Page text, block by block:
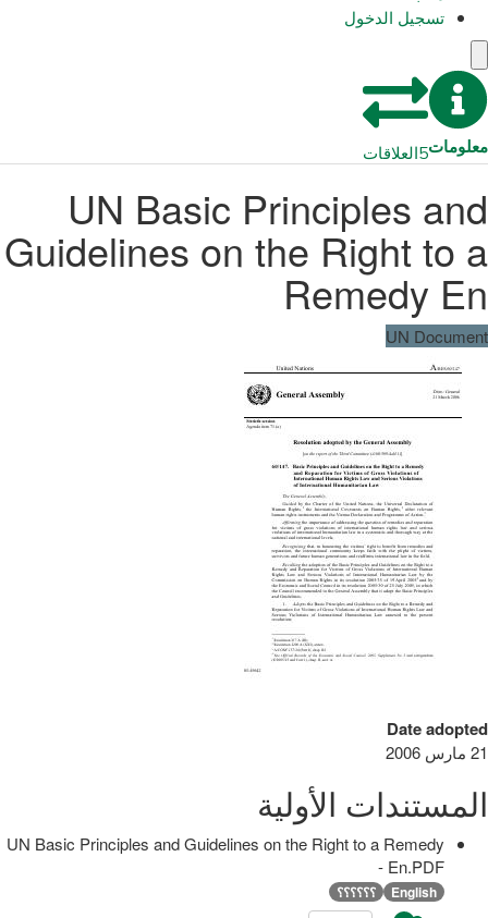
تسجيل الدخول
معلومات5العلاقات
UN Basic Principles and
Guidelines on the Right to a
Remedy En
UN Document
Date adopted
21 مارس 2006
المستندات الأولية
UN Basic Principles and Guidelines on the Right to a Remedy
- En.PDF
English ؟؟؟؟؟؟